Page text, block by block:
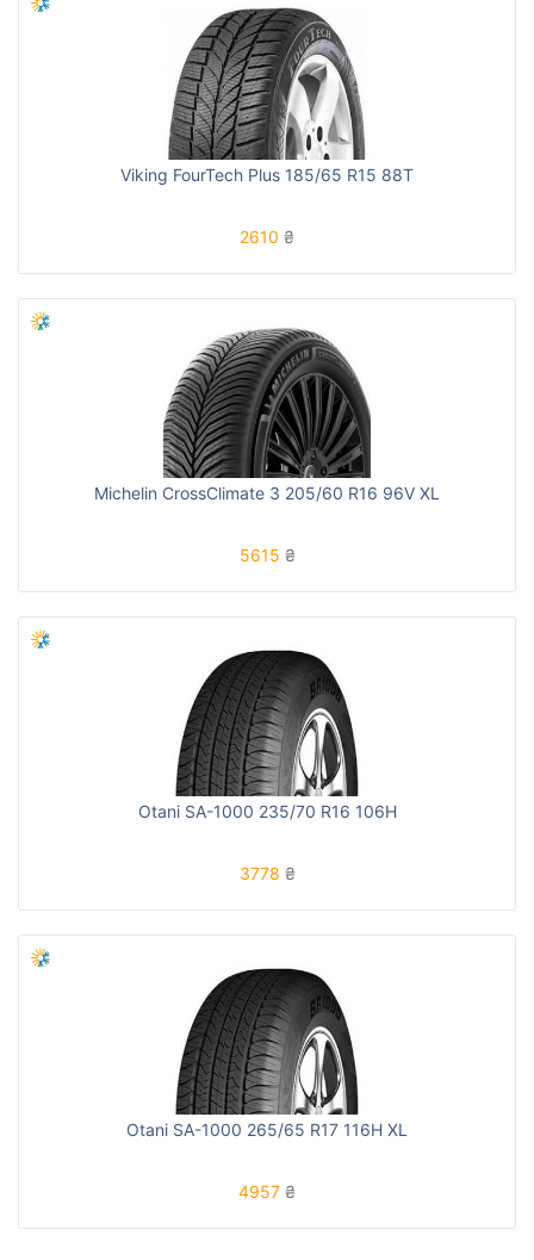
Viking FourTech Plus 185/65 R15 88T
2610 ₴
Michelin CrossClimate 3 205/60 R16 96V XL
5615 ₴
Otani SA-1000 235/70 R16 106H
3778 ₴
Otani SA-1000 265/65 R17 116H XL
4957 ₴